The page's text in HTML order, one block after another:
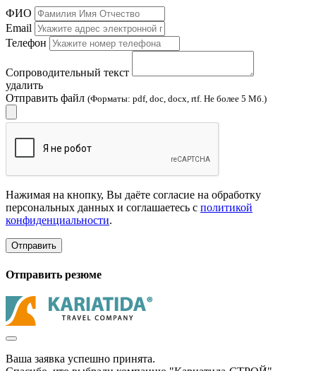
ФИО
Email
Телефон
Сопроводительный текст
удалить
Отправить файл (Форматы: pdf, doc, docx, rtf. Не более 5 Мб.)
Нажимая на кнопку, Вы даёте согласие на обработку
персональных данных и соглашаетесь с политикой
конфиденциальности.
Отправить
Отправить резюме
Ваша заявка успешно принята.